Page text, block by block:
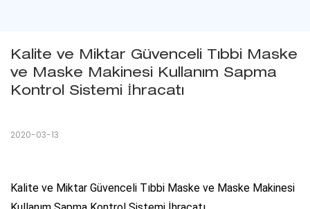
Kalite ve Miktar Güvenceli Tıbbi Maske
ve Maske Makinesi Kullanım Sapma
Kontrol Sistemi İhracatı
2020-03-13
Kalite ve Miktar Güvenceli Tıbbi Maske ve Maske Makinesi